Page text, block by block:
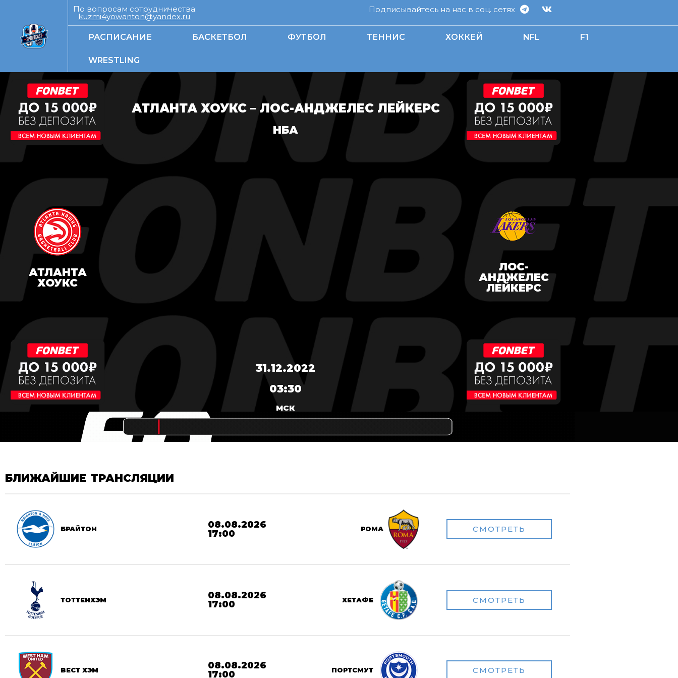
По вопросам сотрудничества:
kuzmi4yowanton@yandex.ru
Подписывайтесь на нас в соц. сетях
РАСПИСАНИЕ БАСКЕТБОЛ ФУТБОЛ ТЕННИС ХОККЕЙ NFL F1
WRESTLING
АТЛАНТА
ХОУКС
АТЛАНТА ХОУКС – ЛОС-АНДЖЕЛЕС ЛЕЙКЕРС
НБА
31.12.2022
03:30
МСК
ЛОС-
АНДЖЕЛЕС
ЛЕЙКЕРС
БЛИЖАЙШИЕ ТРАНСЛЯЦИИ
БРАЙТОН
08.08.2026
17:00
РОМА СМОТРЕТЬ
ТОТТЕНХЭМ
08.08.2026
17:00
ХЕТАФЕ СМОТРЕТЬ
ВЕСТ ХЭМ
08.08.2026
17:00
ПОРТСМУТ СМОТРЕТЬ